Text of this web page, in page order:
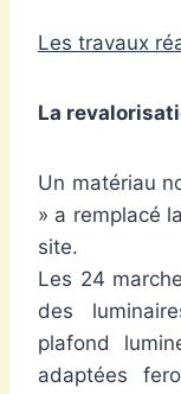
Les travaux
La
Un matériau
» a remplacé
site.
Les 24
des
plafond
adaptées